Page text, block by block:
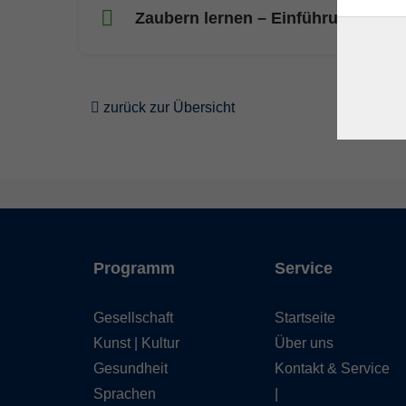
Zaubern lernen – Einführung in
zurück zur Übersicht
Programm
Gesellschaft
Kunst | Kultur
Gesundheit
Sprachen
Service
Startseite
Über uns
Kontakt & Service